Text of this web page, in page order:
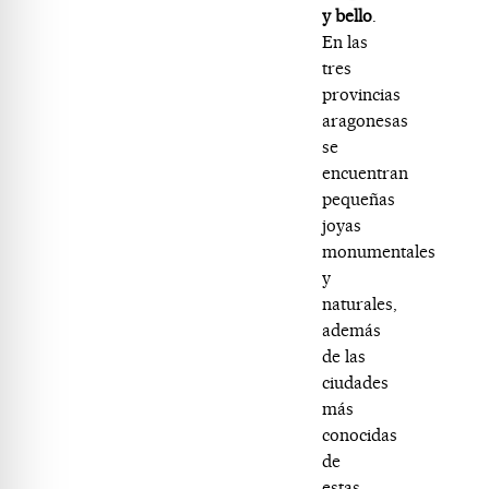
y bello.
En las
tres
provincias
aragonesas
se
encuentran
pequeñas
joyas
monumentales
y
naturales,
además
de las
ciudades
más
conocidas
de